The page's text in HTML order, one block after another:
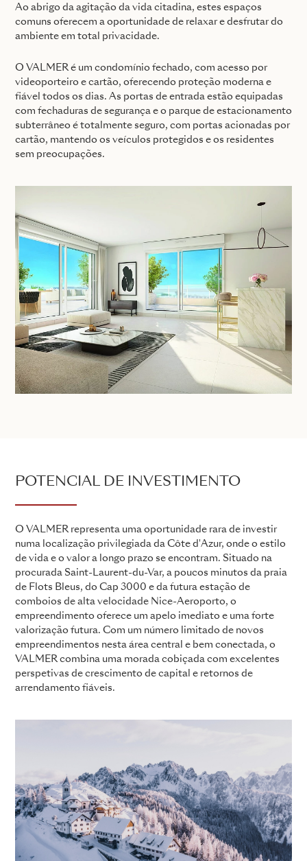
Ao abrigo da agitação da vida citadina, estes espaços
comuns oferecem a oportunidade de relaxar e desfrutar do
ambiente em total privacidade.
O VALMER é um condomínio fechado, com acesso por
videoporteiro e cartão, oferecendo proteção moderna e
fiável todos os dias. As portas de entrada estão equipadas
com fechaduras de segurança e o parque de estacionamento
subterrâneo é totalmente seguro, com portas acionadas por
cartão, mantendo os veículos protegidos e os residentes
sem preocupações.
POTENCIAL DE INVESTIMENTO
O VALMER representa uma oportunidade rara de investir
numa localização privilegiada da Côte d'Azur, onde o estilo
de vida e o valor a longo prazo se encontram. Situado na
procurada Saint-Laurent-du-Var, a poucos minutos da praia
de Flots Bleus, do Cap 3000 e da futura estação de
comboios de alta velocidade Nice-Aeroporto, o
empreendimento oferece um apelo imediato e uma forte
valorização futura. Com um número limitado de novos
empreendimentos nesta área central e bem conectada, o
VALMER combina uma morada cobiçada com excelentes
perspetivas de crescimento de capital e retornos de
arrendamento fiáveis.